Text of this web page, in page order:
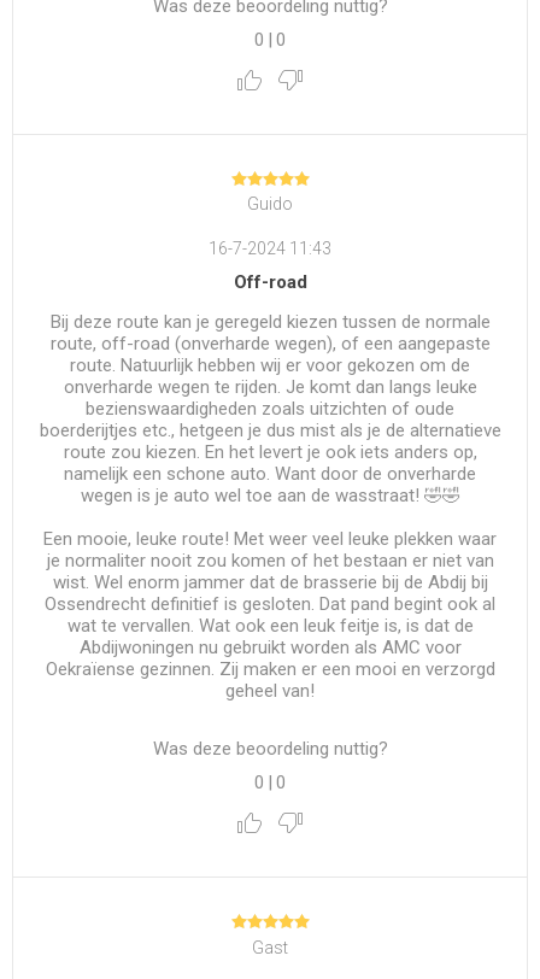
Was deze beoordeling nuttig?
0 | 0
Guido
16-7-2024 11:43
Off-road
Bij deze route kan je geregeld kiezen tussen de normale
route, off-road (onverharde wegen), of een aangepaste
route. Natuurlijk hebben wij er voor gekozen om de
onverharde wegen te rijden. Je komt dan langs leuke
bezienswaardigheden zoals uitzichten of oude
boerderijtjes etc., hetgeen je dus mist als je de alternatieve
route zou kiezen. En het levert je ook iets anders op,
namelijk een schone auto. Want door de onverharde
wegen is je auto wel toe aan de wasstraat! 🤣🤣
Een mooie, leuke route! Met weer veel leuke plekken waar
je normaliter nooit zou komen of het bestaan er niet van
wist. Wel enorm jammer dat de brasserie bij de Abdij bij
Ossendrecht definitief is gesloten. Dat pand begint ook al
wat te vervallen. Wat ook een leuk feitje is, is dat de
Abdijwoningen nu gebruikt worden als AMC voor
Oekraïense gezinnen. Zij maken er een mooi en verzorgd
geheel van!
Was deze beoordeling nuttig?
0 | 0
Gast